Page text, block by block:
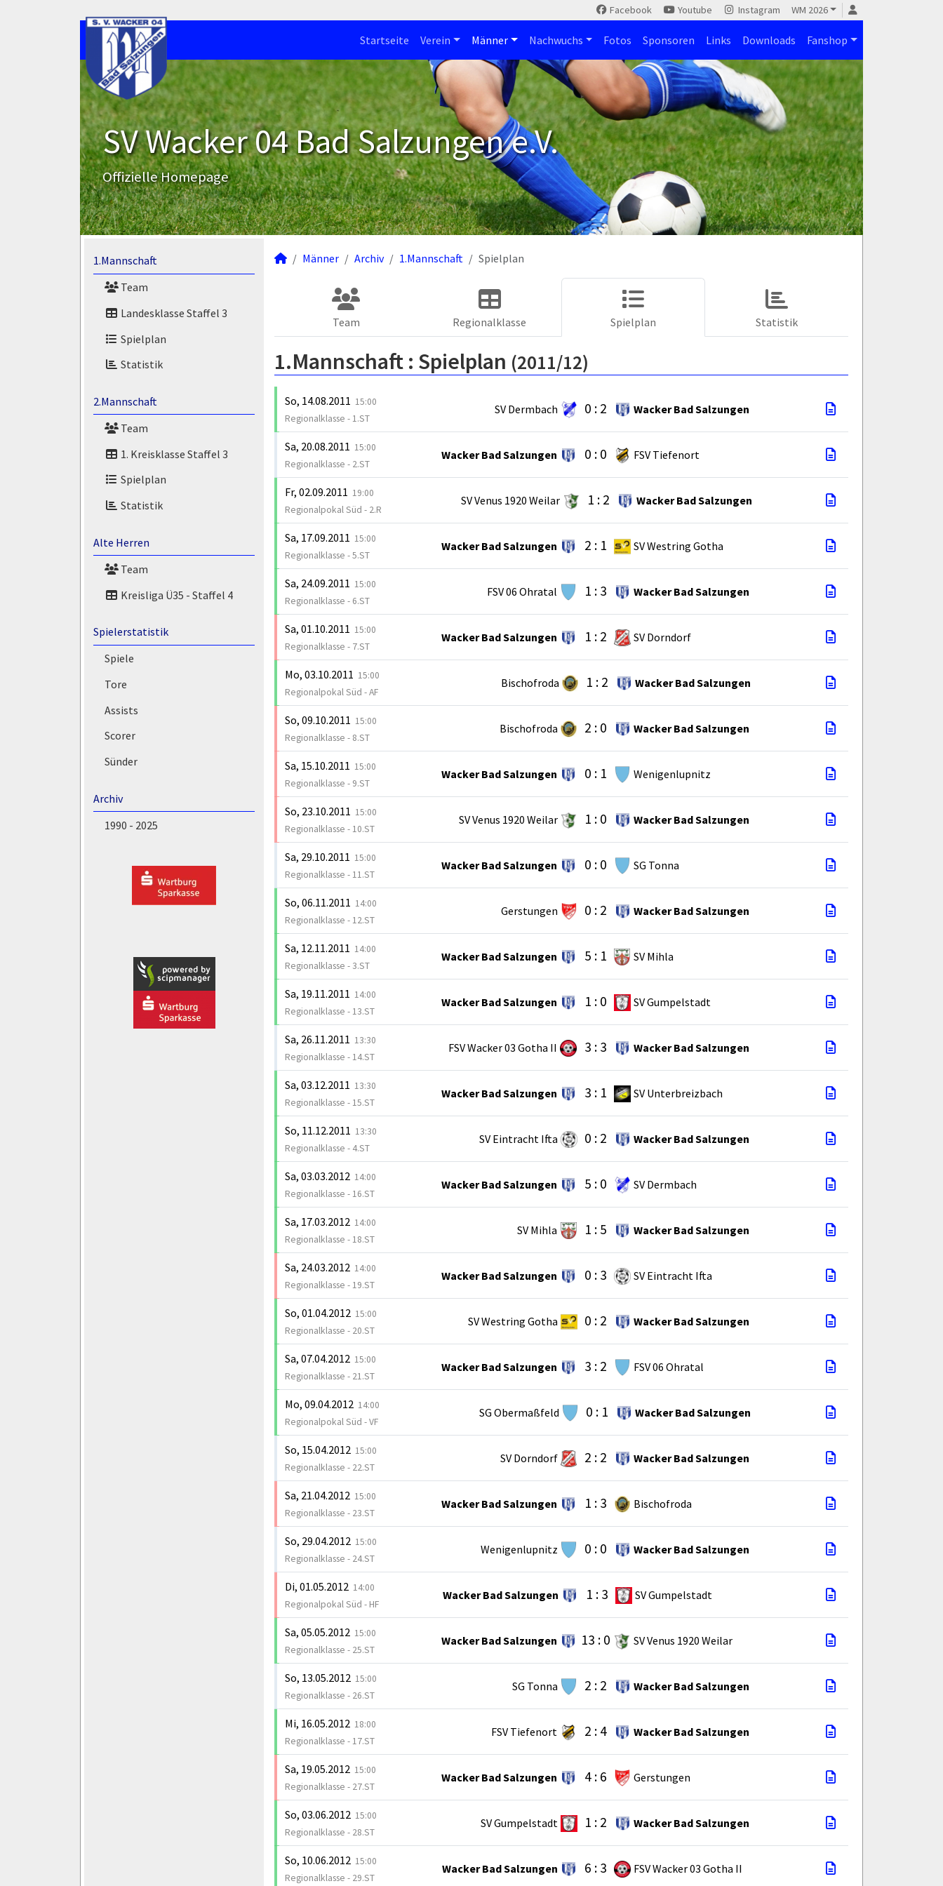
Facebook Youtube Instagram WM 2026
Startseite Verein Männer Nachwuchs Fotos Sponsoren Links Downloads Fanshop
SV Wacker 04 Bad Salzungen e.V.
Offizielle Homepage
1.Mannschaft
Team
Landesklasse Staffel 3
Spielplan
Statistik
2.Mannschaft
Team
1. Kreisklasse Staffel 3
Spielplan
Statistik
Alte Herren
Team
Kreisliga Ü35 - Staffel 4
Spielerstatistik
Spiele
Tore
Assists
Scorer
Sünder
Archiv
1990 - 2025
Männer Archiv 1.Mannschaft Spielplan
Team Regionalklasse Spielplan Statistik
1.Mannschaft : Spielplan (2011/12)
So, 14.08.2011 15:00
Regionalklasse - 1.ST
SV Dermbach 0 : 2 Wacker Bad Salzungen
Sa, 20.08.2011 15:00
Regionalklasse - 2.ST
Wacker Bad Salzungen 0 : 0 FSV Tiefenort
Fr, 02.09.2011 19:00
Regionalpokal Süd - 2.R
SV Venus 1920 Weilar 1 : 2 Wacker Bad Salzungen
Sa, 17.09.2011 15:00
Regionalklasse - 5.ST
Wacker Bad Salzungen 2 : 1 SV Westring Gotha
Sa, 24.09.2011 15:00
Regionalklasse - 6.ST
FSV 06 Ohratal 1 : 3 Wacker Bad Salzungen
Sa, 01.10.2011 15:00
Regionalklasse - 7.ST
Wacker Bad Salzungen 1 : 2 SV Dorndorf
Mo, 03.10.2011 15:00
Regionalpokal Süd - AF
Bischofroda 1 : 2 Wacker Bad Salzungen
So, 09.10.2011 15:00
Regionalklasse - 8.ST
Bischofroda 2 : 0 Wacker Bad Salzungen
Sa, 15.10.2011 15:00
Regionalklasse - 9.ST
Wacker Bad Salzungen 0 : 1 Wenigenlupnitz
So, 23.10.2011 15:00
Regionalklasse - 10.ST
SV Venus 1920 Weilar 1 : 0 Wacker Bad Salzungen
Sa, 29.10.2011 15:00
Regionalklasse - 11.ST
Wacker Bad Salzungen 0 : 0 SG Tonna
So, 06.11.2011 14:00
Regionalklasse - 12.ST
Gerstungen 0 : 2 Wacker Bad Salzungen
Sa, 12.11.2011 14:00
Regionalklasse - 3.ST
Wacker Bad Salzungen 5 : 1 SV Mihla
Sa, 19.11.2011 14:00
Regionalklasse - 13.ST
Wacker Bad Salzungen 1 : 0 SV Gumpelstadt
Sa, 26.11.2011 13:30
Regionalklasse - 14.ST
FSV Wacker 03 Gotha II 3 : 3 Wacker Bad Salzungen
Sa, 03.12.2011 13:30
Regionalklasse - 15.ST
Wacker Bad Salzungen 3 : 1 SV Unterbreizbach
So, 11.12.2011 13:30
Regionalklasse - 4.ST
SV Eintracht Ifta 0 : 2 Wacker Bad Salzungen
Sa, 03.03.2012 14:00
Regionalklasse - 16.ST
Wacker Bad Salzungen 5 : 0 SV Dermbach
Sa, 17.03.2012 14:00
Regionalklasse - 18.ST
SV Mihla 1 : 5 Wacker Bad Salzungen
Sa, 24.03.2012 14:00
Regionalklasse - 19.ST
Wacker Bad Salzungen 0 : 3 SV Eintracht Ifta
So, 01.04.2012 15:00
Regionalklasse - 20.ST
SV Westring Gotha 0 : 2 Wacker Bad Salzungen
Sa, 07.04.2012 15:00
Regionalklasse - 21.ST
Wacker Bad Salzungen 3 : 2 FSV 06 Ohratal
Mo, 09.04.2012 14:00
Regionalpokal Süd - VF
SG Obermaßfeld 0 : 1 Wacker Bad Salzungen
So, 15.04.2012 15:00
Regionalklasse - 22.ST
SV Dorndorf 2 : 2 Wacker Bad Salzungen
Sa, 21.04.2012 15:00
Regionalklasse - 23.ST
Wacker Bad Salzungen 1 : 3 Bischofroda
So, 29.04.2012 15:00
Regionalklasse - 24.ST
Wenigenlupnitz 0 : 0 Wacker Bad Salzungen
Di, 01.05.2012 14:00
Regionalpokal Süd - HF
Wacker Bad Salzungen 1 : 3 SV Gumpelstadt
Sa, 05.05.2012 15:00
Regionalklasse - 25.ST
Wacker Bad Salzungen 13 : 0 SV Venus 1920 Weilar
So, 13.05.2012 15:00
Regionalklasse - 26.ST
SG Tonna 2 : 2 Wacker Bad Salzungen
Mi, 16.05.2012 18:00
Regionalklasse - 17.ST
FSV Tiefenort 2 : 4 Wacker Bad Salzungen
Sa, 19.05.2012 15:00
Regionalklasse - 27.ST
Wacker Bad Salzungen 4 : 6 Gerstungen
So, 03.06.2012 15:00
Regionalklasse - 28.ST
SV Gumpelstadt 1 : 2 Wacker Bad Salzungen
So, 10.06.2012 15:00
Regionalklasse - 29.ST
Wacker Bad Salzungen 6 : 3 FSV Wacker 03 Gotha II